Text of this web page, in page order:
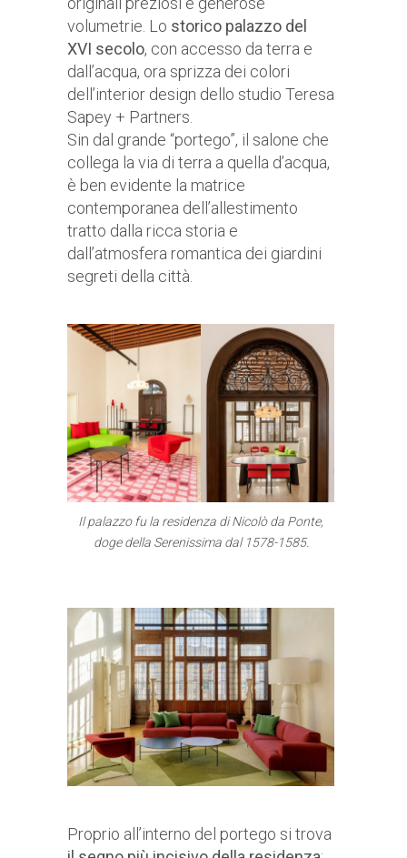
volumetrie. Lo storico palazzo del
XVI secolo, con accesso da terra e
dall’acqua, ora sprizza dei colori
dell’interior design dello studio Teresa
Sapey + Partners.
Sin dal grande “portego”, il salone che
collega la via di terra a quella d’acqua,
è ben evidente la matrice
contemporanea dell’allestimento
tratto dalla ricca storia e
dall’atmosfera romantica dei giardini
segreti della città.
Il palazzo fu la residenza di Nicolò da Ponte,
doge della Serenissima dal 1578-1585.
Proprio all’interno del portego si trova